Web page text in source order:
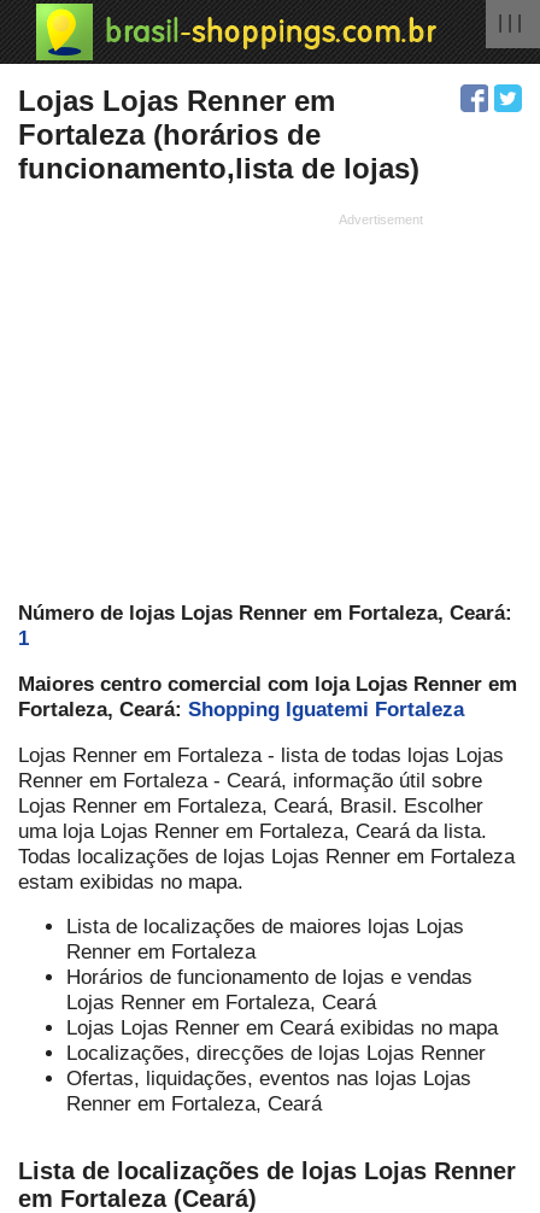
Lojas Lojas Renner em
Fortaleza (horários de
funcionamento,lista de lojas)
Número de lojas Lojas Renner em Fortaleza, Ceará:
1
Maiores centro comercial com loja Lojas Renner em
Fortaleza, Ceará: Shopping Iguatemi Fortaleza
Lojas Renner em Fortaleza - lista de todas lojas Lojas
Renner em Fortaleza - Ceará, informação útil sobre
Lojas Renner em Fortaleza, Ceará, Brasil. Escolher
uma loja Lojas Renner em Fortaleza, Ceará da lista.
Todas localizações de lojas Lojas Renner em Fortaleza
estam exibidas no mapa.
Lista de localizações de maiores lojas Lojas
Renner em Fortaleza
Horários de funcionamento de lojas e vendas
Lojas Renner em Fortaleza, Ceará
Lojas Lojas Renner em Ceará exibidas no mapa
Localizações, direcções de lojas Lojas Renner
Ofertas, liquidações, eventos nas lojas Lojas
Renner em Fortaleza, Ceará
Lista de localizações de lojas Lojas Renner
em Fortaleza (Ceará)